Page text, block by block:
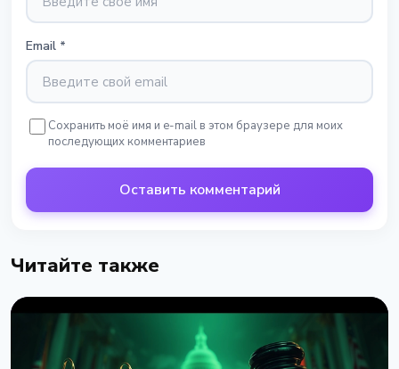
Email *
Сохранить моё имя и e-mail в этом браузере для моих
последующих комментариев
Оставить комментарий
Читайте также